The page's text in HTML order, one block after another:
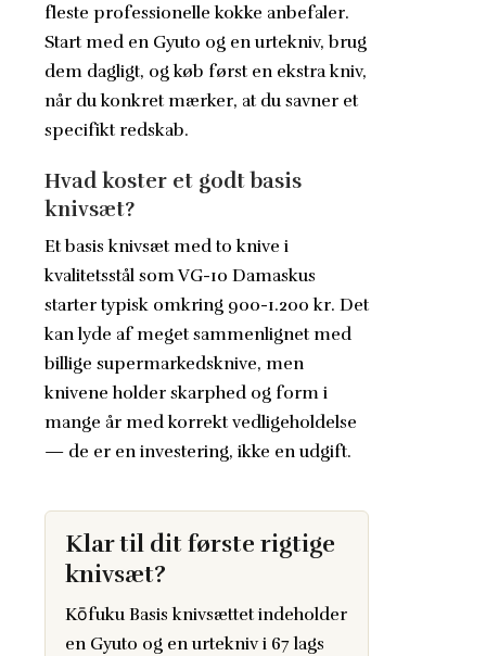
fleste professionelle kokke anbefaler.
Start med en Gyuto og en urtekniv, brug
dem dagligt, og køb først en ekstra kniv,
når du konkret mærker, at du savner et
specifikt redskab.
Hvad koster et godt basis
knivsæt?
Et basis knivsæt med to knive i
kvalitetsstål som VG-10 Damaskus
starter typisk omkring 900-1.200 kr. Det
kan lyde af meget sammenlignet med
billige supermarkedsknive, men
knivene holder skarphed og form i
mange år med korrekt vedligeholdelse
— de er en investering, ikke en udgift.
Klar til dit første rigtige
knivsæt?
Kōfuku Basis knivsættet indeholder
en Gyuto og en urtekniv i 67 lags